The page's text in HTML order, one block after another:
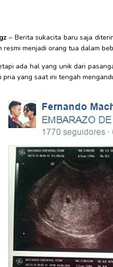
– Berita sukacita baru saja
resmi menjadi orang tua dalam
ada hal yang unik dari
pria yang saat ini tengah